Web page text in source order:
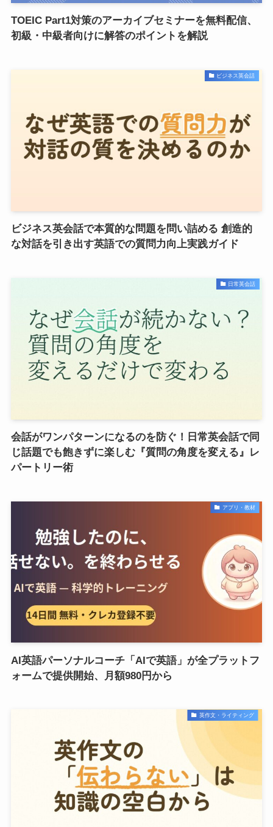
TOEIC Part1対策のアーカイブセミナーを無料配信、
初級・中級者向けに解答のポイントを解説
ビジネス英会話
ビジネス英会話で本質的な問題を問い詰める 創造的
な対話を引き出す英語での質問力向上実践ガイド
日常英会話
会話がワンパターンになるのを防ぐ！日常英会話で同
じ話題でも飽きずに楽しむ『質問の角度を変える』レ
パートリー術
アプリ・教材
AI英語パーソナルコーチ「AIで英語」が全プラットフ
ォームで提供開始、月額980円から
英作文・ライティング